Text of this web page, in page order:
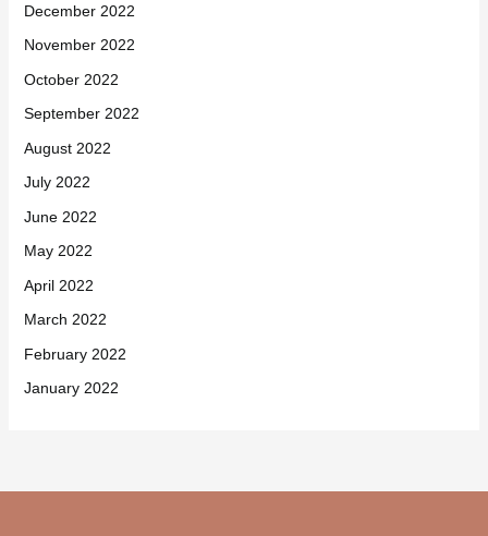
December 2022
November 2022
October 2022
September 2022
August 2022
July 2022
June 2022
May 2022
April 2022
March 2022
February 2022
January 2022